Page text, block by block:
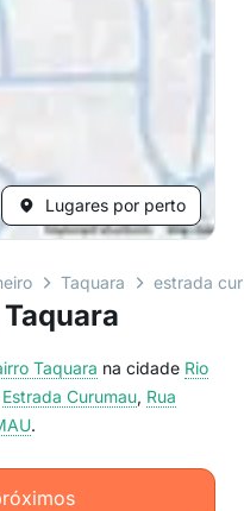
Lugares por perto
Taquara estrada
Taquara na cidade Rio
Estrada Curumau, Rua
.